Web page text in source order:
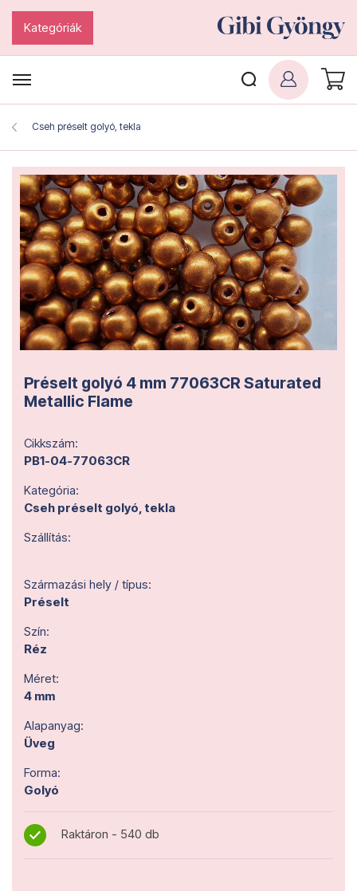
Kategóriák
Cseh préselt golyó, tekla
Préselt golyó 4 mm 77063CR Saturated
Metallic Flame
Cikkszám:
PB1-04-77063CR
Kategória:
Cseh préselt golyó, tekla
Szállítás:
Származási hely / típus:
Préselt
Szín:
Réz
Méret:
4 mm
Alapanyag:
Üveg
Forma:
Golyó
Raktáron - 540 db